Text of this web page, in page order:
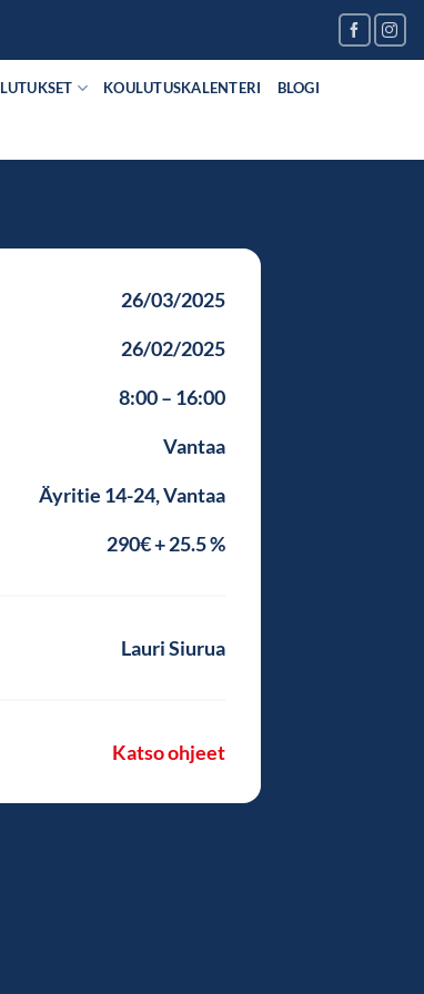
KOULUTUSKALENTERI BLOGI
26/03/2025
26/02/2025
8:00 – 16:00
Vantaa
Äyritie 14-24, Vantaa
290€ + 25.5 %
Lauri Siurua
Katso ohjeet